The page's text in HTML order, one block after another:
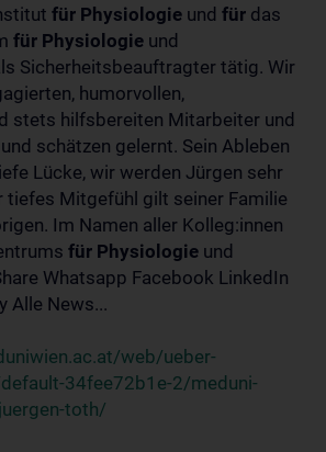
für Physiologie und für das
für Physiologie und
Sicherheitsbeauftragter tätig. Wir
humorvollen,
stets hilfsbereiten Mitarbeiter und
schätzen gelernt. Sein Ableben
Lücke, wir werden Jürgen sehr
tiefes Mitgefühl gilt seiner Familie
Im Namen aller Kolleg:innen
für Physiologie und
Whatsapp Facebook LinkedIn
Alle News...
web/ueber-
34fee72b1e-2/meduni-
toth/